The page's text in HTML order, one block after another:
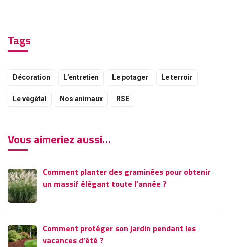
Tags
Décoration L'entretien Le potager Le terroir
Le végétal Nos animaux RSE
Vous aimeriez aussi…
Comment planter des graminées pour obtenir
un massif élégant toute l’année ?
Comment protéger son jardin pendant les
vacances d’été ?